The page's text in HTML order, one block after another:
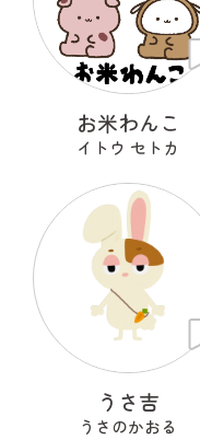
お米わんこ
イトウ セトカ
うさ吉
うさのかおる